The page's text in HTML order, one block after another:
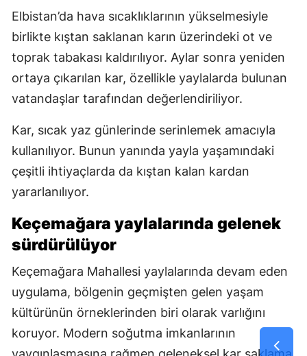
Elbistan’da hava sıcaklıklarının yükselmesiyle
birlikte kıştan saklanan karın üzerindeki ot ve
toprak tabakası kaldırılıyor. Aylar sonra yeniden
ortaya çıkarılan kar, özellikle yaylalarda bulunan
vatandaşlar tarafından değerlendiriliyor.
Kar, sıcak yaz günlerinde serinlemek amacıyla
kullanılıyor. Bunun yanında yayla yaşamındaki
çeşitli ihtiyaçlarda da kıştan kalan kardan
yararlanılıyor.
Keçemağara yaylalarında gelenek
sürdürülüyor
Keçemağara Mahallesi yaylalarında devam eden
uygulama, bölgenin geçmişten gelen yaşam
kültürünün örneklerinden biri olarak varlığını
koruyor. Modern soğutma imkanlarının